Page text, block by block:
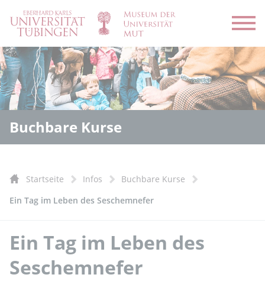
Buchbare Kurse
Startseite Infos
Buchbare Kurse
Ein Tag im Leben des Seschemnefer
Ein Tag im Leben des
Seschemnefer